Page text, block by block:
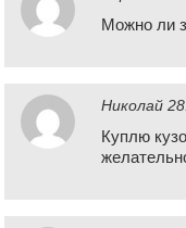
Можно ли
Николай
Куплю